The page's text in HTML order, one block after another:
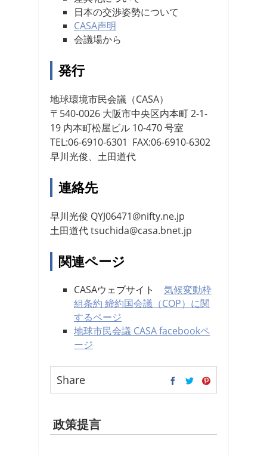
日本の交渉姿勢について
CASA声明
会議場から
発行
地球環境市民会議（CASA）
〒540-0026 大阪市中央区内本町 2-1-
19 内本町松屋ビル 10-470 号室
TEL:06-6910-6301 FAX:06-6910-6302
早川光俊、土田道代
連絡先
早川光俊 QYJ06471@nifty.ne.jp
土田道代 tsuchida@casa.bnet.jp
関連ページ
CASAウェブサイト 気候変動枠
組条約 締約国会議（COP）に関
するページ
地球市民会議 CASA facebookペ
ージ
Share
政策提言